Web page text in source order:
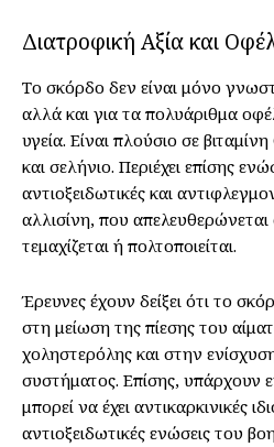
Διατροφική Αξία και
Το σκόρδο δεν είναι μόνο
αλλά και για τα πολυάριθμα
υγεία. Είναι πλούσιο σε
και σελήνιο. Περιέχει επίσης
αντιοξειδωτικές και
αλλισίνη, που
τεμαχίζεται ή πολτοποιείται.
Έρευνες έχουν δείξει ότι το
στη μείωση της πίεσης του
χοληστερόλης και στην
συστήματος. Επίσης, υπάρχουν
μπορεί να έχει αντικαρκινικές
αντιοξειδωτικές ενώσεις του